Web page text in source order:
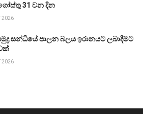
31 වන දින
2026
සන්ධියේ පාලන බලය ඉරානයට ලබාදීමට
2026